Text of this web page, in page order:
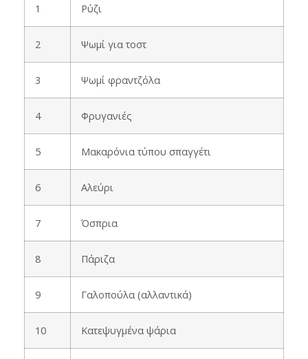
1 Ρύζι
2 Ψωμί για τoστ
3 Ψωμί φραντζόλα
4 Φρυγανιές
5 Μακαρόνια τύπου σπαγγέτι
6 Αλεύρι
7 Όσπρια
8 Πάριζα
9 Γαλοπούλα (αλλαντικά)
10 Κατεψυγμένα ψάρια